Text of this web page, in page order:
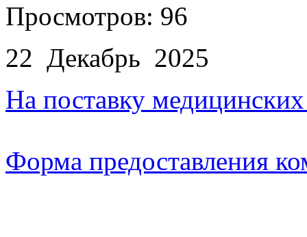
Просмотров: 96
22 Декабрь 2025
На поставку
Форма предоставления